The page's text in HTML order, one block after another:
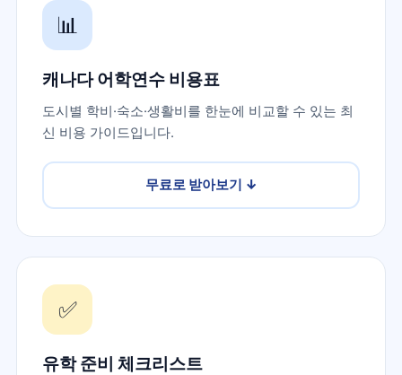
📊
캐나다 어학연수 비용표
도시별 학비·숙소·생활비를 한눈에 비교할 수 있는 최
신 비용 가이드입니다.
무료로 받아보기 ↓
✅
유학 준비 체크리스트